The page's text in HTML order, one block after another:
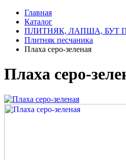
Главная
Каталог
ПЛИТНЯК, ЛАПША, БУТ
Плитняк песчаника
Плаха серо-зеленая
Плаха серо-